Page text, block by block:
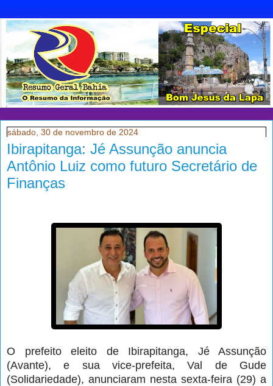
sábado, 30 de novembro de 2024
Ibirapitanga: Jé Assunção anuncia
Antônio Luiz como futuro Secretário de
Finanças
O prefeito eleito de Ibirapitanga, Jé Assunção
(Avante), e sua vice-prefeita, Val de Gude
(Solidariedade), anunciaram nesta sexta-feira (29) a